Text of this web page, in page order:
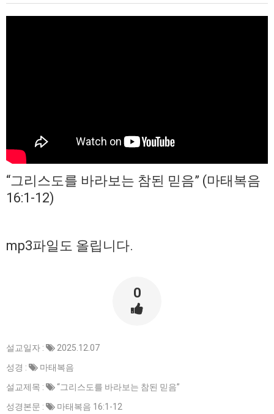
“그리스도를 바라보는 참된 믿음” (마태복음
16:1-12)
mp3파일도 올립니다.
0
설교일자 :
2025.12.07
성경 :
마태복음
설교제목 :
“그리스도를 바라보는 참된 믿음”
성경본문 :
마태복음 16:1-12